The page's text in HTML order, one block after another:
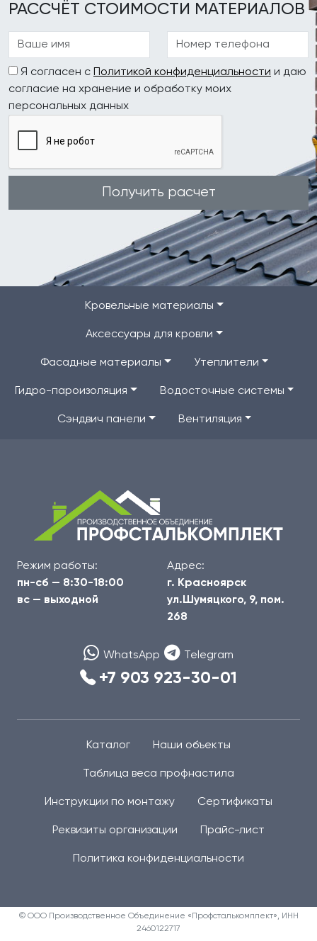
РАССЧЁТ СТОИМОСТИ МАТЕРИАЛОВ
Я согласен с Политикой конфиденциальности и даю
согласие на хранение и обработку моих
персональных данных
Получить расчет
Кровельные материалы
Аксессуары для кровли
Фасадные материалы Утеплители
Гидро-пароизоляция Водосточные системы
Сэндвич панели Вентиляция
Режим работы:
пн-сб — 8:30-18:00
вс — выходной
Адрес:
г. Красноярск
ул.Шумяцкого, 9, пом.
268
WhatsApp Telegram
+7 903 923-30-01
Каталог Наши объекты
Таблица веса профнастила
Инструкции по монтажу Сертификаты
Реквизиты организации Прайс-лист
Политика конфиденциальности
© ООО Производственное Объединение «Профсталькомплект», ИНН
2460122717